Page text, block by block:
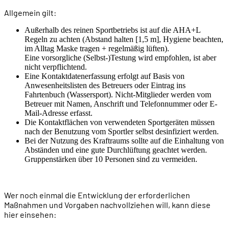
Allgemein gilt:
Außerhalb des reinen Sportbetriebs ist auf die AHA+L
Regeln zu achten (Abstand halten [1,5 m], Hygiene beachten,
im Alltag Maske tragen + regelmäßig lüften).
Eine vorsorgliche (Selbst-)Testung wird empfohlen, ist aber
nicht verpflichtend.
Eine Kontaktdatenerfassung erfolgt auf Basis von
Anwesenheitslisten des Betreuers oder Eintrag ins
Fahrtenbuch (Wassersport). Nicht-Mitglieder werden vom
Betreuer mit Namen, Anschrift und Telefonnummer oder E-
Mail-Adresse erfasst.
Die Kontaktflächen von verwendeten Sportgeräten müssen
nach der Benutzung vom Sportler selbst desinfiziert werden.
Bei der Nutzung des Kraftraums sollte auf die Einhaltung von
Abständen und eine gute Durchlüftung geachtet werden.
Gruppenstärken über 10 Personen sind zu vermeiden.
Wer noch einmal die Entwicklung der erforderlichen
Maßnahmen und Vorgaben nachvollziehen will, kann diese
hier einsehen: